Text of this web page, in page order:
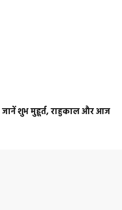
जानें शुभ मुहूर्त, राहुकाल और आज